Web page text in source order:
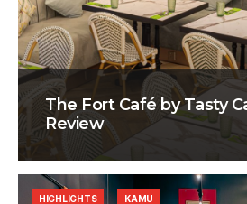
The Fort Café by Tasty
Review
HIGHLIGHTS KAMU